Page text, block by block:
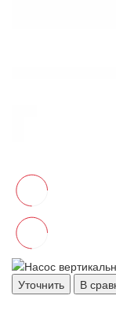
Уточнить В